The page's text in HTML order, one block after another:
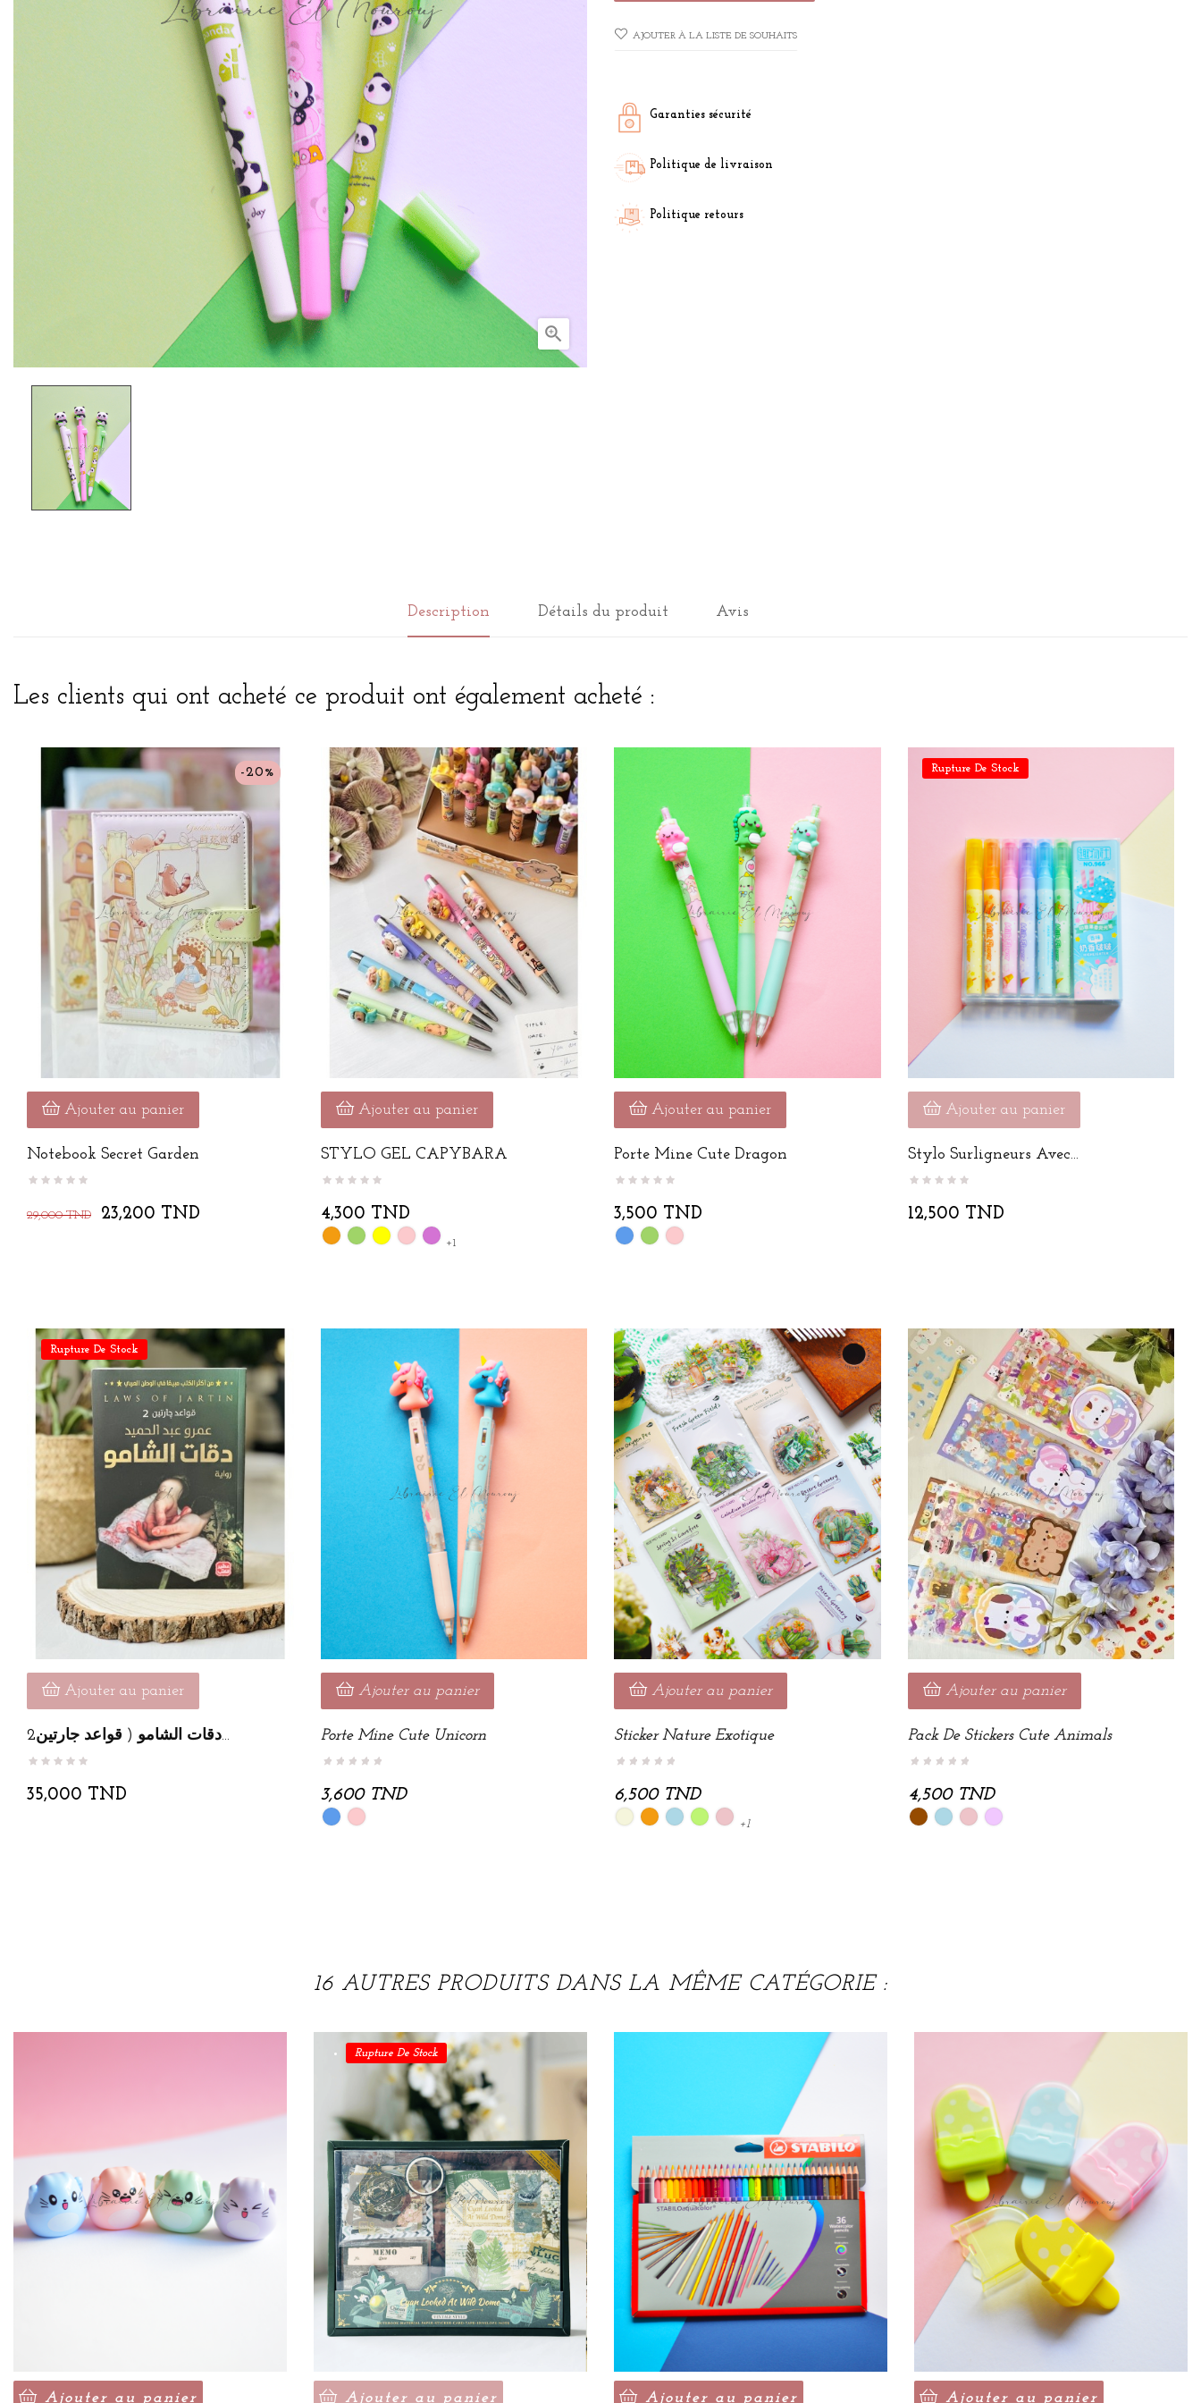

AJOUTER À LA LISTE DE SOUHAITS
Garanties sécurité
Politique de livraison
Politique retours
Description Détails du produit Avis
Les clients qui ont acheté ce produit ont également acheté :
Ajouter au panier
Notebook Secret Garden
29,000 TND
-20%
23,200 TND
Ajouter au panier
STYLO GEL CAPYBARA
4,300 TND
OrangeVert JauneRose Mauve
+1
Ajouter au panier
Porte Mine Cute Dragon
3,500 TND
Bleu Vert Rose
Rupture De Stock
Ajouter au panier
Stylo Surligneurs Avec...
12,500 TND
Rupture De Stock
Ajouter au panier
دقات الشامو ( قواعد جارتين2...
35,000 TND
Ajouter au panier
Porte Mine Cute Unicorn
3,600 TND
Bleu Rose
Ajouter au panier
Sticker Nature Exotique
6,500 TND
BeigeOrange
Bleu Vert Rose
poudré
+1
Ajouter au panier
Pack De Stickers Cute Animals
4,500 TND
Marron
Bleu Rose violet
16 AUTRES PRODUITS DANS LA MÊME CATÉGORIE :
Ajouter au panier
Rupture De Stock
Ajouter au panier Ajouter au panier Ajouter au panier